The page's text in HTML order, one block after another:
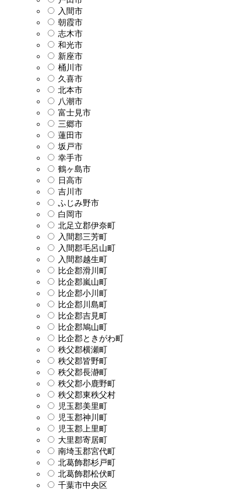
入間市
朝霞市
志木市
和光市
新座市
桶川市
久喜市
北本市
八潮市
富士見市
三郷市
蓮田市
坂戸市
幸手市
鶴ヶ島市
日高市
吉川市
ふじみ野市
白岡市
北足立郡伊奈町
入間郡三芳町
入間郡毛呂山町
入間郡越生町
比企郡滑川町
比企郡嵐山町
比企郡小川町
比企郡川島町
比企郡吉見町
比企郡鳩山町
比企郡ときがわ町
秩父郡横瀬町
秩父郡皆野町
秩父郡長瀞町
秩父郡小鹿野町
秩父郡東秩父村
児玉郡美里町
児玉郡神川町
児玉郡上里町
大里郡寄居町
南埼玉郡宮代町
北葛飾郡杉戸町
北葛飾郡松伏町
千葉市中央区